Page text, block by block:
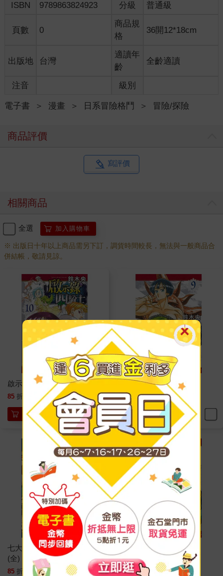
ISBN
9789863824923 分級 普通級
頁數 0
商品規
格
36開12*18cm
出版地 台灣
適讀年
齡
全齡適讀
注音 級別
電子書 ＞ 漫畫 ＞ 日系冒險格鬥 ＞ 冒險/探險
商品評價
寫評價
相關商品
全選 加入購物車
※ 出版日十年以上商品需另下訂，調貨時間較長，無法與一般商品合
併結帳，敬請見諒。
啟示錄四騎士 10
85 折 特價 94 元
加入購物車
啟示錄四騎士 09
85 折 特價 94 元
加入購物車
七大罪 番外篇集 ＜原罪＞
(全)
85 折 特價 85
啟示錄四騎士 08
85 折 特價 94 元